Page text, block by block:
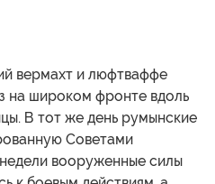
вермахт и люфтваффе
на широком фронте вдоль
В тот же день румынские
Советами
вооруженные силы